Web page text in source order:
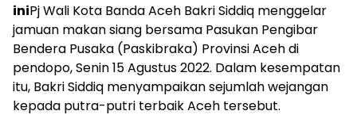
iniPj Wali Kota Banda Aceh Bakri Siddiq menggelar
jamuan makan siang bersama Pasukan Pengibar
Bendera Pusaka (Paskibraka) Provinsi Aceh di
pendopo, Senin 15 Agustus 2022. Dalam kesempatan
itu, Bakri Siddiq menyampaikan sejumlah wejangan
kepada putra-putri terbaik Aceh tersebut.